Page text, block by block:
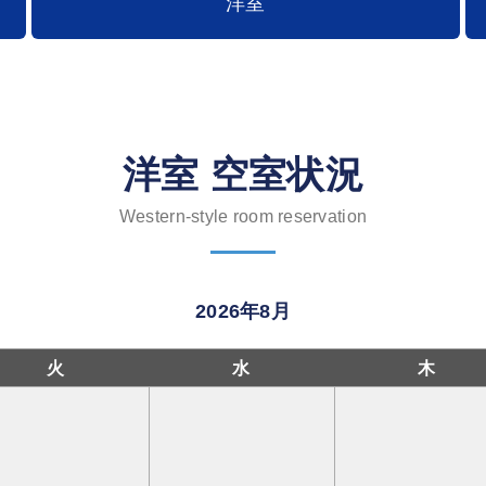
洋室 空室状況
Western-style room reservation
2026年8月
火 水 木